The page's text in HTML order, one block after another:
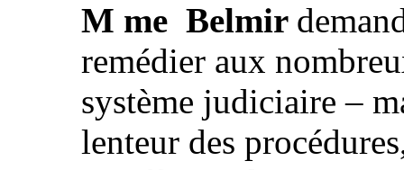
M me Belmir
remédier aux
système judiciaire –
lenteur des